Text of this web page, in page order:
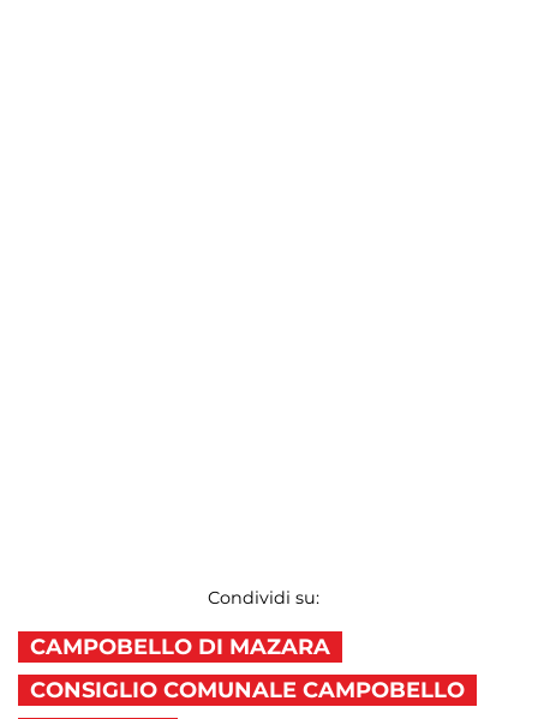
Condividi su:
CAMPOBELLO DI MAZARA
CONSIGLIO COMUNALE CAMPOBELLO